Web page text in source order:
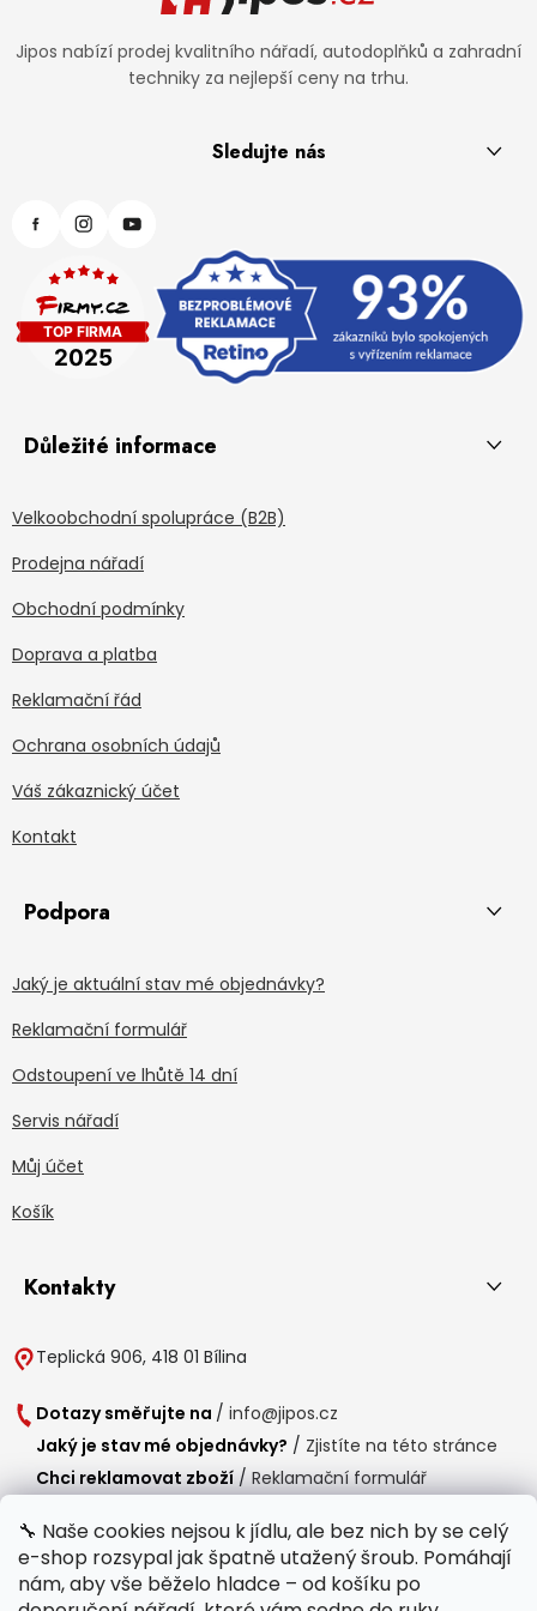
🔧 Naše cookies nejsou k jídlu, ale bez nich by se celý
e-shop rozsypal jak špatně utažený šroub. Pomáhají
nám, aby vše běželo hladce – od košíku po
Jipos nabízí prodej kvalitního nářadí, autodoplňků a zahradní
techniky za nejlepší ceny na trhu.
Sledujte nás
Důležité informace
Velkoobchodní spolupráce (B2B)
Prodejna nářadí
Obchodní podmínky
Doprava a platba
Reklamační řád
Ochrana osobních údajů
Váš zákaznický účet
Kontakt
Podpora
Jaký je aktuální stav mé objednávky?
Reklamační formulář
Odstoupení ve lhůtě 14 dní
Servis nářadí
Můj účet
Košík
Kontakty
Teplická 906, 418 01 Bílina
Dotazy směřujte na / info@jipos.cz
Jaký je stav mé objednávky? / Zjistíte na této stránce
Chci reklamovat zboží / Reklamační formulář
Provozní doba
Po-Čt / 8:00 - 15:00